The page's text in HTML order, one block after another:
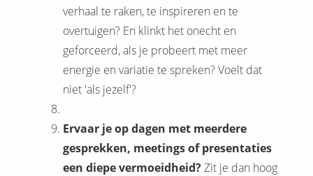
verhaal te raken, te inspireren en te
overtuigen? En klinkt het onecht en
geforceerd, als je probeert met meer
energie en variatie te spreken? Voelt dat
niet 'als jezelf'?
Ervaar je op dagen met meerdere
gesprekken, meetings of presentaties
een diepe vermoeidheid?Zit je dan hoog